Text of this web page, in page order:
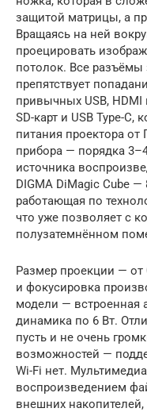
защитой матрицы, а
Вращаясь на ней
проецировать
потолок. Все
препятствует
привычных USB, HDMI
SD-карт и USB Type-C,
питания проектора
прибора — порядка
источника
DIGMA DiMagic Cube —
работающая по
что уже позволяет с
полузатемнённом
Размер проекции —
и фокусировка
модели — встроенная
динамика по 6 Вт.
пусть и не очень
возможностей —
Wi-Fi нет.
воспроизведением
внешних